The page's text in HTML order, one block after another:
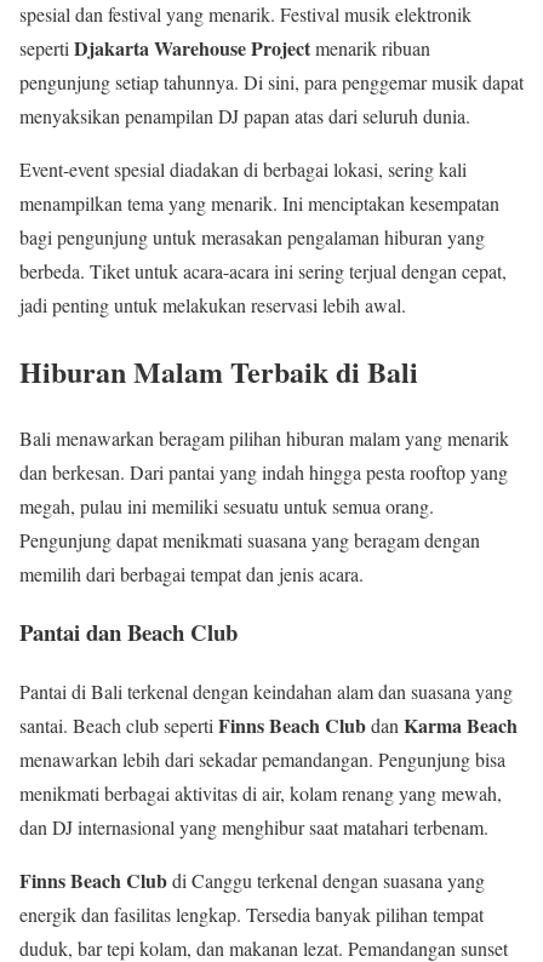
spesial dan festival yang menarik. Festival musik elektronik
seperti Djakarta Warehouse Projectmenarik ribuan
pengunjung setiap tahunnya. Di sini, para penggemar musik dapat
menyaksikan penampilan DJ papan atas dari seluruh dunia.
Event-event spesial diadakan di berbagai lokasi, sering kali
menampilkan tema yang menarik. Ini menciptakan kesempatan
bagi pengunjung untuk merasakan pengalaman hiburan yang
berbeda. Tiket untuk acara-acara ini sering terjual dengan cepat,
jadi penting untuk melakukan reservasi lebih awal.
Hiburan Malam Terbaik di Bali
Bali menawarkan beragam pilihan hiburan malam yang menarik
dan berkesan. Dari pantai yang indah hingga pesta rooftop yang
megah, pulau ini memiliki sesuatu untuk semua orang.
Pengunjung dapat menikmati suasana yang beragam dengan
memilih dari berbagai tempat dan jenis acara.
Pantai dan Beach Club
Pantai di Bali terkenal dengan keindahan alam dan suasana yang
santai. Beach club seperti Finns Beach Clubdan Karma Beach
menawarkan lebih dari sekadar pemandangan. Pengunjung bisa
menikmati berbagai aktivitas di air, kolam renang yang mewah,
dan DJ internasional yang menghibur saat matahari terbenam.
Finns Beach Clubdi Canggu terkenal dengan suasana yang
energik dan fasilitas lengkap. Tersedia banyak pilihan tempat
duduk, bar tepi kolam, dan makanan lezat. Pemandangan sunset